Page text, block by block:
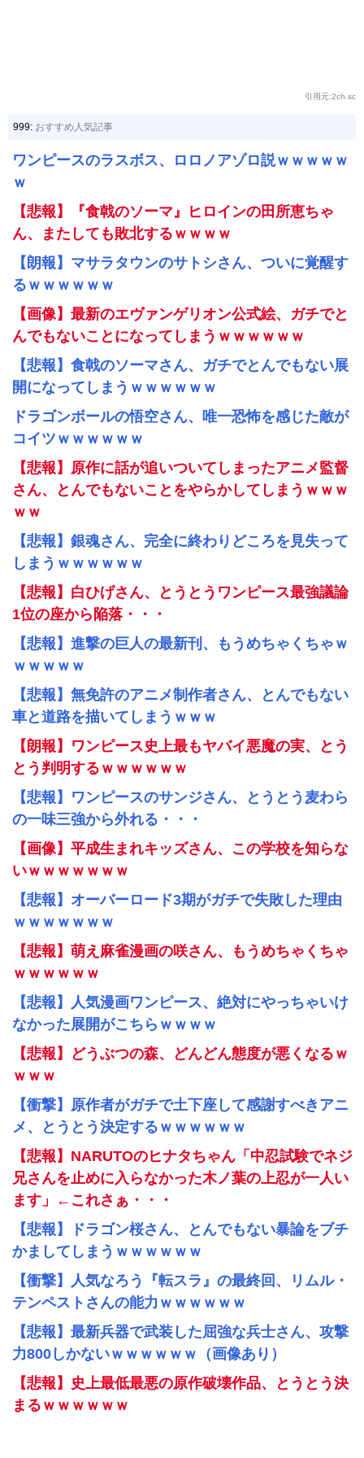
引用元:2ch.sc
999: おすすめ人気記事
ワンピースのラスボス、ロロノアゾロ説ｗｗｗｗｗ
ｗ
【悲報】『食戟のソーマ』ヒロインの田所恵ちゃ
ん、またしても敗北するｗｗｗｗ
【朗報】マサラタウンのサトシさん、ついに覚醒す
るｗｗｗｗｗｗ
【画像】最新のエヴァンゲリオン公式絵、ガチでと
んでもないことになってしまうｗｗｗｗｗｗ
【悲報】食戟のソーマさん、ガチでとんでもない展
開になってしまうｗｗｗｗｗｗ
ドラゴンボールの悟空さん、唯一恐怖を感じた敵が
コイツｗｗｗｗｗｗ
【悲報】原作に話が追いついてしまったアニメ監督
さん、とんでもないことをやらかしてしまうｗｗｗ
ｗｗ
【悲報】銀魂さん、完全に終わりどころを見失って
しまうｗｗｗｗｗｗ
【悲報】白ひげさん、とうとうワンピース最強議論
1位の座から陥落・・・
【悲報】進撃の巨人の最新刊、もうめちゃくちゃｗ
ｗｗｗｗｗ
【悲報】無免許のアニメ制作者さん、とんでもない
車と道路を描いてしまうｗｗｗ
【朗報】ワンピース史上最もヤバイ悪魔の実、とう
とう判明するｗｗｗｗｗｗ
【悲報】ワンピースのサンジさん、とうとう麦わら
の一味三強から外れる・・・
【画像】平成生まれキッズさん、この学校を知らな
いｗｗｗｗｗｗｗ
【悲報】オーバーロード3期がガチで失敗した理由
ｗｗｗｗｗｗｗ
【悲報】萌え麻雀漫画の咲さん、もうめちゃくちゃ
ｗｗｗｗｗｗ
【悲報】人気漫画ワンピース、絶対にやっちゃいけ
なかった展開がこちらｗｗｗｗ
【悲報】どうぶつの森、どんどん態度が悪くなるｗ
ｗｗｗ
【衝撃】原作者がガチで土下座して感謝すべきアニ
メ、とうとう決定するｗｗｗｗｗｗ
【悲報】NARUTOのヒナタちゃん「中忍試験でネジ
兄さんを止めに入らなかった木ノ葉の上忍が一人い
ます」←これさぁ・・・
【悲報】ドラゴン桜さん、とんでもない暴論をブチ
かましてしまうｗｗｗｗｗｗ
【衝撃】人気なろう『転スラ』の最終回、リムル・
テンペストさんの能力ｗｗｗｗｗｗ
【悲報】最新兵器で武装した屈強な兵士さん、攻撃
力800しかないｗｗｗｗｗｗ（画像あり）
【悲報】史上最低最悪の原作破壊作品、とうとう決
まるｗｗｗｗｗｗ